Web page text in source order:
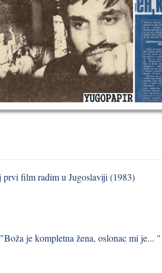
prvi film radim u Jugoslaviji (1983)
je kompletna žena, oslonac mi je... "